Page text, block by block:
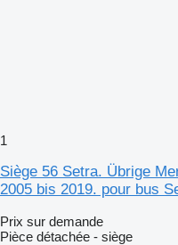
1
Siège 56 Setra. Übrige
2005 bis 2019. pour bus
Prix sur demande
Pièce détachée - siège